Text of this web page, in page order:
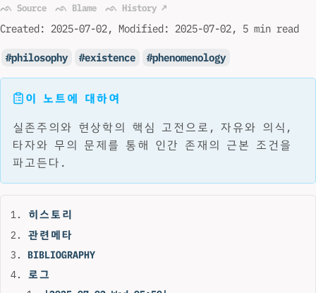
ᨒ Source ᨒ Blame ᨒ History ↗
Created: 2025-07-02 Modified: 2025-07-02 5 min read
philosophy existence phenomenology
이 노트에 대하여
실존주의와 현상학의 핵심 고전으로, 자유와 의식,
타자와 무의 문제를 통해 인간 존재의 근본 조건을
파고든다.
히스토리
관련메타
BIBLIOGRAPHY
로그